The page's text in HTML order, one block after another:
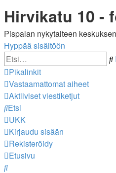
Hirvikatu 10 -
Pispalan nykytaiteen
Hyppää sisältöön
Pikalinkit
Vastaamattomat aiheet
Aktiiviset viestiketjut
Etsi
UKK
Kirjaudu sisään
Rekisteröidy
Etusivu
Etsi